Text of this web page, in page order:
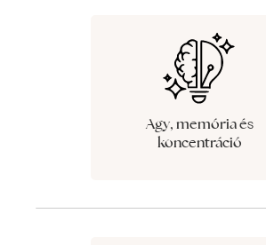
Agy, memória és
koncentráció